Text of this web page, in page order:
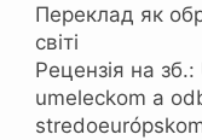
Переклад як
світі
Рецензія на
umeleckom a